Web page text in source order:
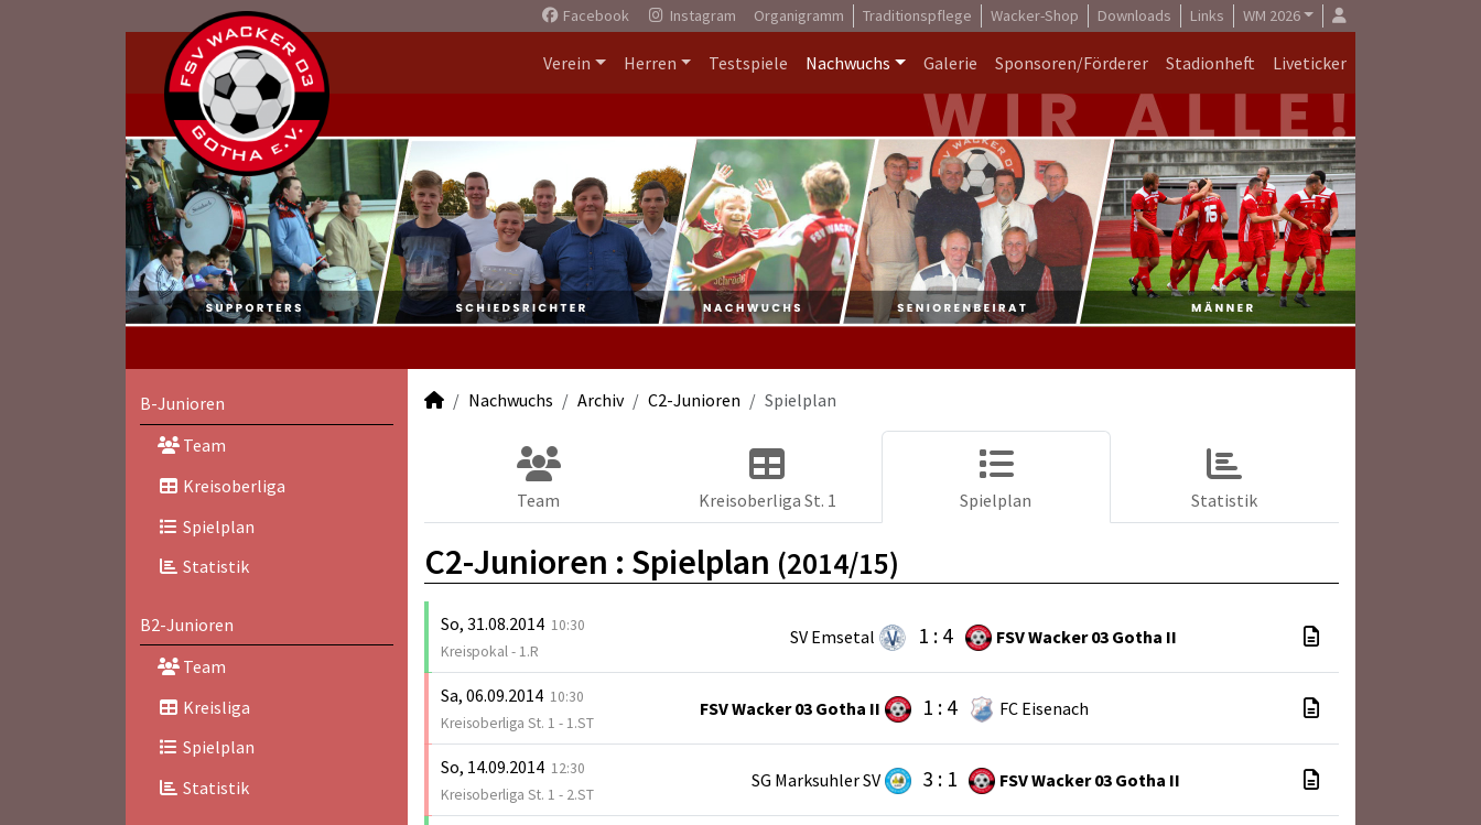
Facebook Instagram Organigramm Traditionspflege Wacker-Shop Downloads Links WM 2026
Verein Herren Testspiele Nachwuchs Galerie Sponsoren/Förderer Stadionheft Liveticker
B-Junioren
Team
Kreisoberliga
Spielplan
Statistik
B2-Junioren
Team
Kreisliga
Spielplan
Statistik
Nachwuchs Archiv C2-Junioren Spielplan
Team Kreisoberliga St. 1 Spielplan Statistik
C2-Junioren : Spielplan (2014/15)
So, 31.08.2014 10:30
Kreispokal - 1.R
SV Emsetal 1 : 4 FSV Wacker 03 Gotha II
Sa, 06.09.2014 10:30
Kreisoberliga St. 1 - 1.ST
FSV Wacker 03 Gotha II 1 : 4 FC Eisenach
So, 14.09.2014 12:30
Kreisoberliga St. 1 - 2.ST
SG Marksuhler SV 3 : 1 FSV Wacker 03 Gotha II